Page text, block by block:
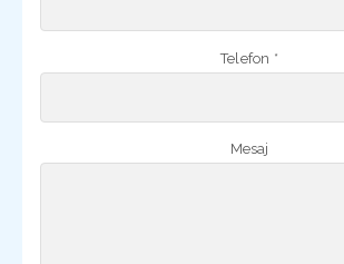
Telefon *
Mesaj